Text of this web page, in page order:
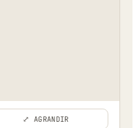
⤢ AGRANDIR